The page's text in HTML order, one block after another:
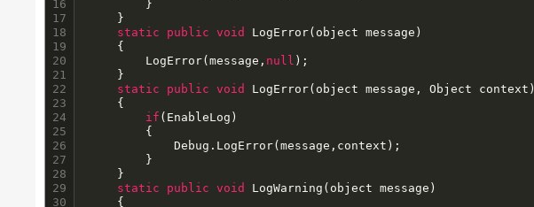
16
17
18
19
20
21
22
23
24
25
26
27
28
29
30
static
public void
LogError(object message)
		LogError(message,
null );
static
public void
LogError(object message, Object context)
if (EnableLog)
			Debug.LogError(message,context);
static
public void
LogWarning(object message)